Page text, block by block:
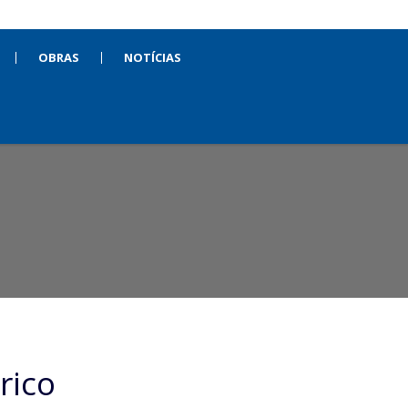
OBRAS NOTÍCIAS